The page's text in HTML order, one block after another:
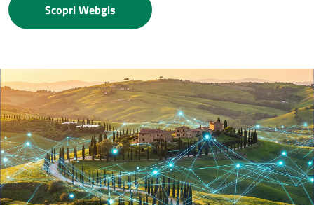
Scopri Webgis